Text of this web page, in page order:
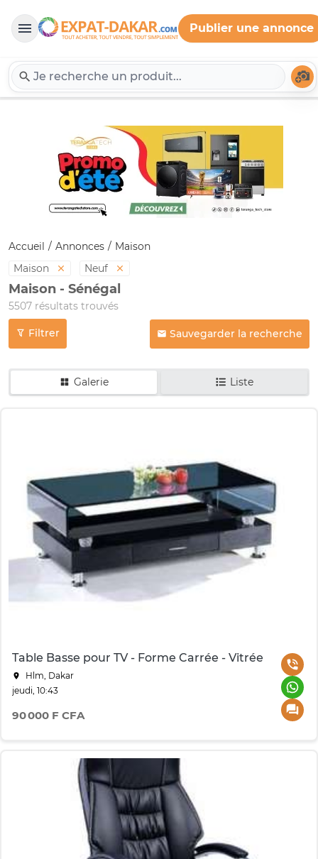
Expat-Dakar
Publier une annonce
Accueil Annonces
Maison
Maison
Neuf
Maison - Sénégal
5507 résultats trouvés
Filtrer Sauvegarder la recherche
Galerie Liste
Table Basse pour TV - Forme Carrée - Vitrée
Hlm, Dakar
jeudi, 10:43
90 000 F CFA